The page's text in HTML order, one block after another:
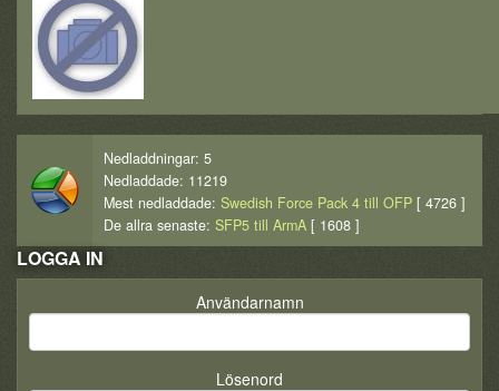
Nedladdningar: 5
Nedladdade: 11219
Mest nedladdade: Swedish Force Pack 4 till OFP [ 4726 ]
De allra senaste: SFP5 till ArmA [ 1608 ]
LOGGA IN
Användarnamn
Lösenord